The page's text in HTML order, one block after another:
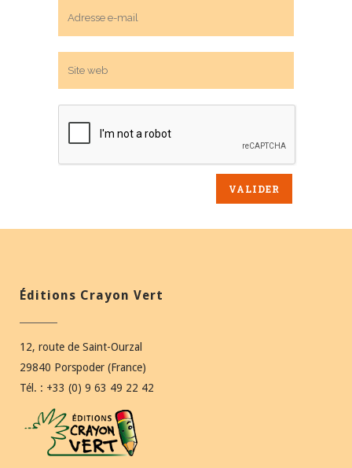
Éditions Crayon Vert
12, route de Saint-Ourzal
29840 Porspoder (France)
Tél. : +33 (0) 9 63 49 22 42